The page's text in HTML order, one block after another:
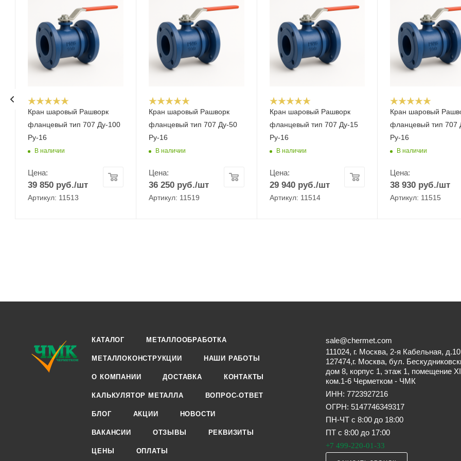
Кран шаровый Рашворк
фланцевый тип 707 Ду-100
Ру-16
В наличии
Цена:
39 850 руб./шт
Артикул: 11513
Кран шаровый Рашворк
фланцевый тип 707 Ду-50
Ру-16
В наличии
Цена:
36 250руб./шт
Артикул: 11519
Кран шаровый Рашворк
фланцевый тип 707 Ду-15
Ру-16
В наличии
Цена:
29 940руб./шт
Артикул: 11514
Кран шаровый
фланцевый тип 707
Ру-16
В наличии
Цена:
38 930 руб./шт
Артикул: 11515
КАТАЛОГ МЕТАЛЛООБРАБОТКА
МЕТАЛЛОКОНСТРУКЦИИ НАШИ РАБОТЫ
О КОМПАНИИ ДОСТАВКА КОНТАКТЫ
КАЛЬКУЛЯТОР МЕТАЛЛА ВОПРОС-ОТВЕТ
БЛОГ АКЦИИ НОВОСТИ
ВАКАНСИИ ОТЗЫВЫ РЕКВИЗИТЫ
ЦЕНЫ ОПЛАТЫ
sale@chermet.com
111024, г. Москва, 2-я Кабельная, д.10
127474,г. Москва, бул.
дом 8, корпус 1, этаж 1, помещение
ком.1-6 Черметком - ЧМК
ИНН: 7723927216
ОГРН: 5147746349317
ПН-ЧТ с 8:00 до 18:00
ПТ с 8:00 до 17:00
+7 499-220-01-33